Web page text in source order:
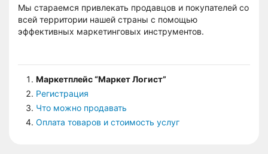
Мы стараемся привлекать продавцов и покупателей со
всей территории нашей страны с помощью
эффективных маркетинговых инструментов.
Маркетплейс “Маркет Логист”
Регистрация
Что можно продавать
Оплата товаров и стоимость услуг